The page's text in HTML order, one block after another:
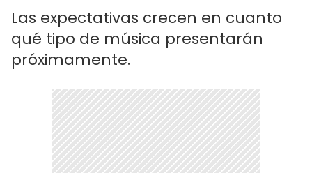
Las expectativas crecen en cuanto
qué tipo de música presentarán
próximamente.